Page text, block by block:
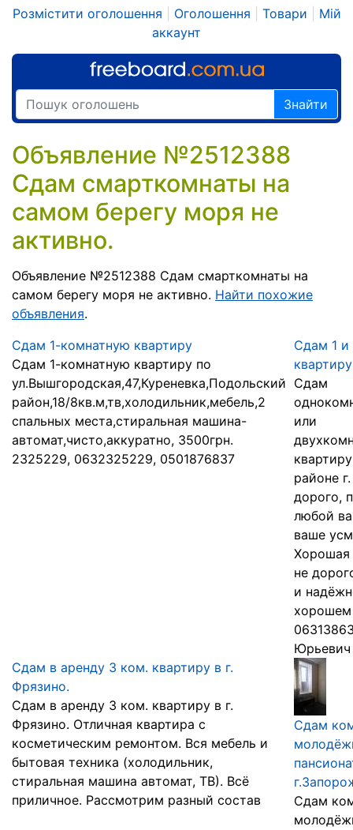
Розмістити оголошення Оголошення Товари
Мій
аккаунт
Знайти
Объявление №2512388
Сдам смарткомнаты на
самом берегу моря не
активно.
Объявление №2512388 Сдам смарткомнаты на
самом берегу моря не активно. Найти похожие
объявления.
Сдам 1-комнатную квартиру
Сдам 1-комнатную квартиру по
ул.Вышгородская,47,Куреневка,Подольский
район,18/8кв.м,тв,холодильник,мебель,2
спальных места,стиральная машина-
автомат,чисто,аккуратно, 3500грн.
2325229, 0632325229, 0501876837
Сдам 1
квартиру
Сдам
или
районе
дорого,
любой
ваше
Хорошая
не
и
хорошем
Юрьевич
Сдам в аренду 3 ком. квартиру в г.
Фрязино.
Сдам в аренду 3 ком. квартиру в г.
Фрязино. Отличная квартира с
косметическим ремонтом. Вся мебель и
бытовая техника (холодильник,
стиральная машина автомат, ТВ). Всё
приличное. Рассмотрим разный состав
Сдам
Сдам